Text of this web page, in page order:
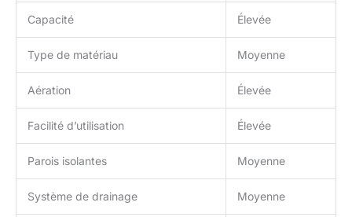
Capacité Élevée
Type de matériau Moyenne
Aération Élevée
Facilité d’utilisation Élevée
Parois isolantes Moyenne
Système de drainage Moyenne